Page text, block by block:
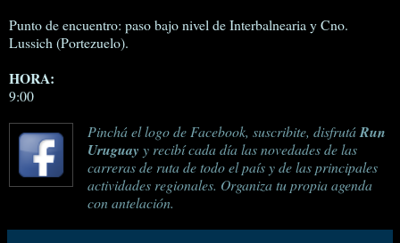
Punto de encuentro: paso bajo nivel de Interbalnearia y Cno.
Lussich (Portezuelo).
HORA:
9:00
Pinchá el logo de Facebook, suscribite, disfrutáRun
Uruguay y recibí cada día las novedades de las
carreras de ruta de todo el país y de las principales
actividades regionales. Organiza tu propia agenda
con antelación.